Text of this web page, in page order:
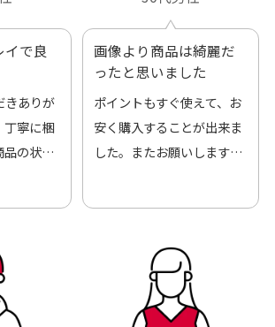
イで良
きありが
丁寧に梱
品の状態
画像より商品は綺麗だ
ったと思いました
ポイントもすぐ使えて、お
安く購入することが出来ま
した。またお願いします、